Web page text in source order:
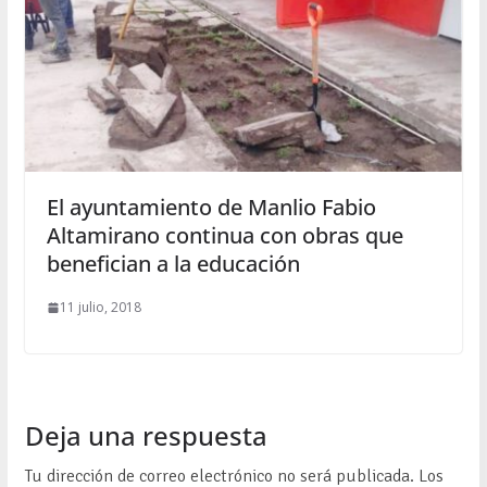
El ayuntamiento de Manlio Fabio
Altamirano continua con obras que
benefician a la educación
11 julio, 2018
Deja una respuesta
Tu dirección de correo electrónico no será publicada. Los